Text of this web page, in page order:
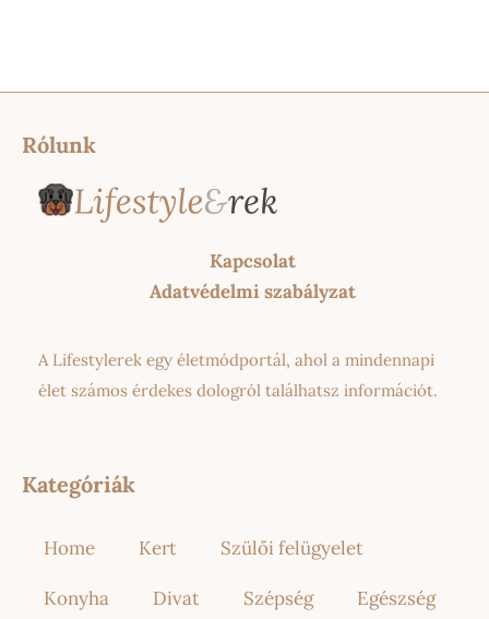
Rólunk
Kapcsolat
Adatvédelmi szabályzat
A Lifestylerek egy életmódportál, ahol a mindennapi
élet számos érdekes dologról találhatsz információt.
Kategóriák
Home Kert Szülői felügyelet
Konyha Divat Szépség Egészség